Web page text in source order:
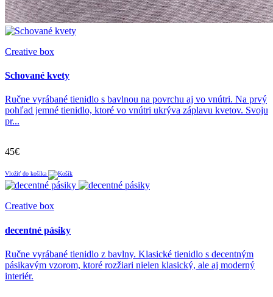
Italiana
Creative box
Schované kvety
Ručne vyrábané tienidlo s bavlnou na povrchu aj vo vnútri. Na prvý
pohľad jemné tienidlo, ktoré vo vnútri ukrýva záplavu kvetov. Svoju
pr...
45€
Vložiť do košíka
Creative box
decentné pásiky
Ručne vyrábané tienidlo z bavlny. Klasické tienidlo s decentným
pásikavým vzorom, ktoré rozžiari nielen klasický, ale aj moderný
interiér.